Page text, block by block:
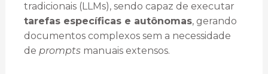
tradicionais (LLMs), sendo capaz de executar
tarefas específicas e autônomas, gerando
documentos complexos sem a necessidade
de prompts manuais extensos.